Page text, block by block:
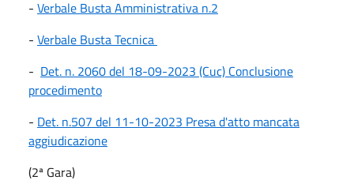
- Verbale Busta Amministrativa n.2
- Verbale Busta Tecnica
- Det. n. 2060 del 18-09-2023 (Cuc) Conclusione
procedimento
- Det. n.507 del 11-10-2023 Presa d'atto mancata
aggiudicazione
(2ª Gara)